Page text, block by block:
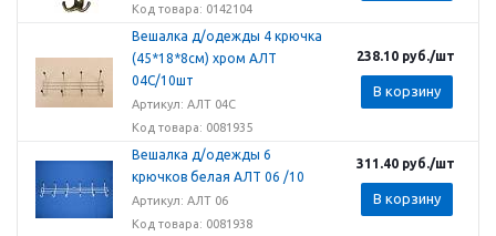
Код товара: 0142104
Вешалка д/одежды 4 крючка
(45*18*8см) хром АЛТ
04С/10шт
Артикул: АЛТ 04С
Код товара: 0081935
238.10руб./шт
В корзину
Вешалка д/одежды 6
крючков белая АЛТ 06 /10
Артикул: АЛТ 06
Код товара: 0081938
311.40руб./шт
В корзину